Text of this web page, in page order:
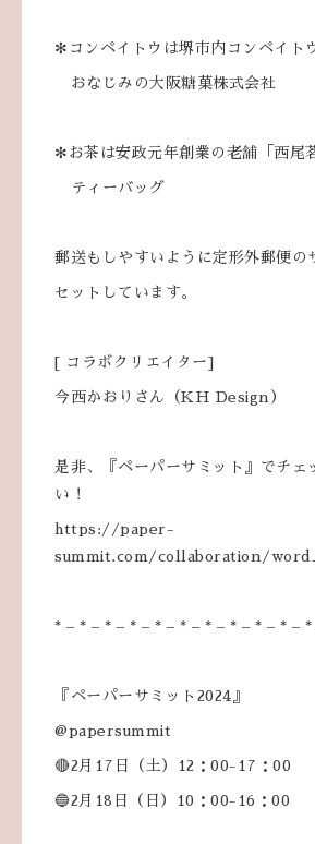
✻コンペイトウは堺市内コンペイト
おなじみの大阪糖菓株式会社
✻お茶は安政元年創業の老舗「西尾
ティーバッグ
郵送もしやすいように定形外郵便の
セットしています。
[ コラボクリエイター]
今西かおりさん（KH Design）
是非、『ペーパーサミット』でチェ
い！
https://paper-
summit.com/collaboration/
* – * – * – * – * – * – * – * – * – * – *
『ペーパーサミット2024』
@papersummit
🔴2月17日（土）12：00-17：00
🔵2月18日（日）10：00-16：00